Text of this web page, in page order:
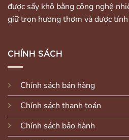
được sấy khô bằng công nghệ
giữ trọn hương thơm và dược tính
CHÍNH SÁCH
Chính sách bán hàng
Chính sách thanh toán
Chính sách bảo hành